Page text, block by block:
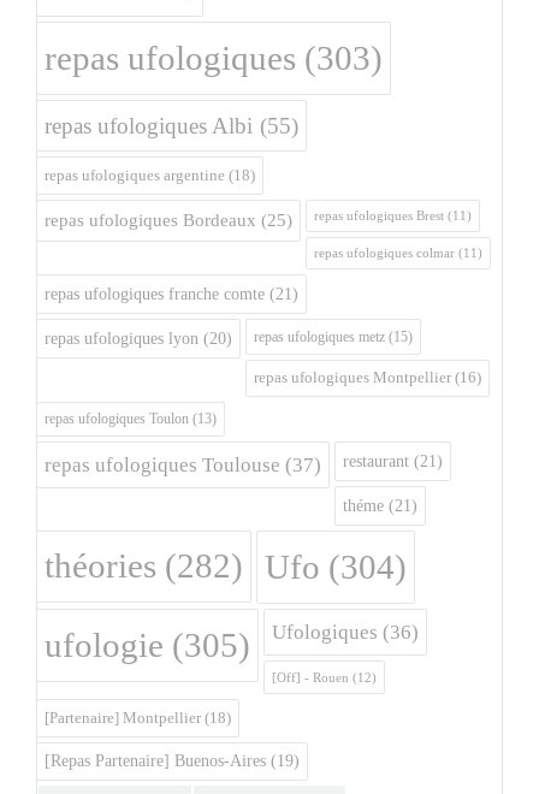
repas ufologiques (303)
repas ufologiques Albi (55)
repas ufologiques argentine (18)
repas ufologiques Bordeaux (25) repas ufologiques Brest (11)
repas ufologiques colmar (11)
repas ufologiques franche comte (21)
repas ufologiques lyon (20) repas ufologiques metz (15)
repas ufologiques Montpellier (16)
repas ufologiques Toulon (13)
repas ufologiques Toulouse (37) restaurant (21)
théme (21)
théories (282) Ufo (304)
ufologie (305) Ufologiques (36)
[Off] - Rouen (12)
[Partenaire] Montpellier (18)
[Repas Partenaire] Buenos-Aires (19)